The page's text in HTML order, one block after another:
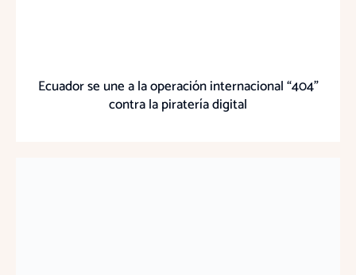
Ecuador se une a la operación internacional “404”
contra la piratería digital